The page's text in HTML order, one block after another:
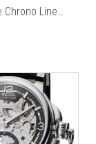
Chrono Line…